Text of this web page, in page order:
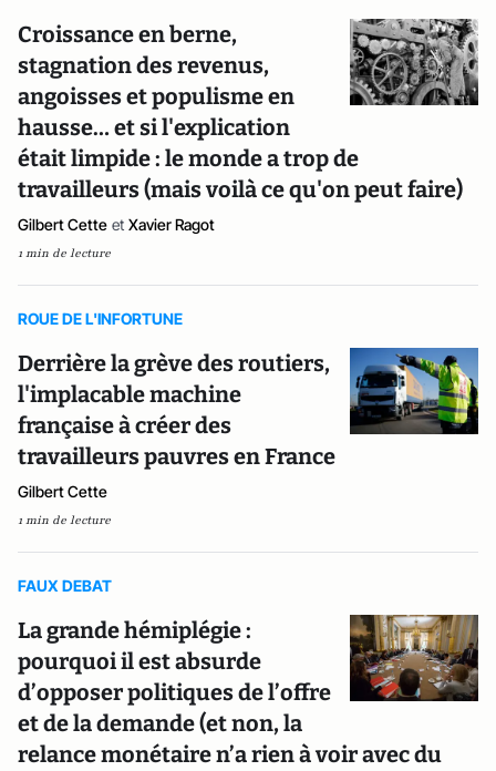
Croissance en berne,
stagnation des revenus,
angoisses et populisme en
hausse… et si l'explication
était limpide : le monde a trop de
travailleurs (mais voilà ce qu'on peut faire)
Gilbert Cette et Xavier Ragot
1 min de lecture
ROUE DE L'INFORTUNE
Derrière la grève des routiers,
l'implacable machine
française à créer des
travailleurs pauvres en France
Gilbert Cette
1 min de lecture
FAUX DEBAT
La grande hémiplégie :
pourquoi il est absurde
d’opposer politiques de l’offre
et de la demande (et non, la
relance monétaire n’a rien à voir avec du